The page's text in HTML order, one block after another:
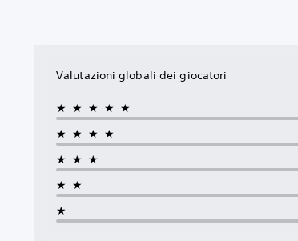
Valutazioni globali dei giocatori
★★★★★
★★★★
★★★
★★
★